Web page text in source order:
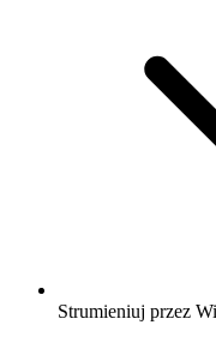
Strumieniuj przez